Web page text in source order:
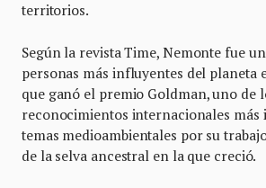
territorios.
Según la revista Time, Nemonte fue
personas más influyentes del planeta
que ganó el premio Goldman, uno de
reconocimientos internacionales más
temas medioambientales por su
de la selva ancestral en la que creció.